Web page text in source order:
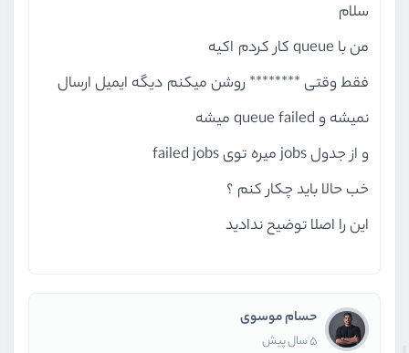
سلام
من با queue کار کردم اکیه
فقط وقتی ******** روشن میکنم دیگه ایمیل ارسال
نمیشه و queue failed میشه
و از جدول jobs میره توی failed jobs
خب حالا باید چکار کنم ؟
این را اصلا توضیح ندادید
حسام موسوی
5 سال پیش